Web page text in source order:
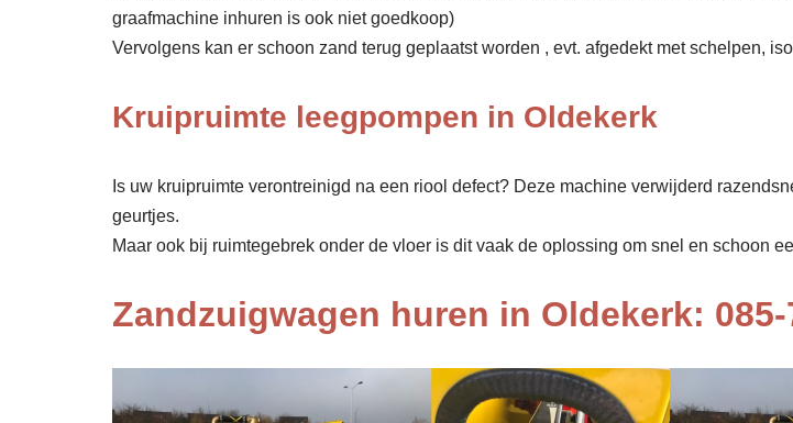
graafmachine inhuren is ook niet goedkoop)
Vervolgens kan er schoon zand terug geplaatst worden , evt. afgedekt met schelpen,
Kruipruimte leegpompen in Oldekerk
Is uw kruipruimte verontreinigd na een riool defect? Deze machine verwijderd
geurtjes.
Maar ook bij ruimtegebrek onder de vloer is dit vaak de oplossing om snel en schoon
Zandzuigwagen huren in Oldekerk: 085-